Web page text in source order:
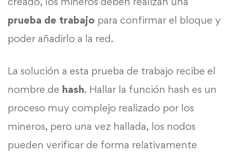
prueba de trabajo para confirmar el bloque y
poder añadirlo a la red.
La solución a esta prueba de trabajo recibe el
nombre de hash. Hallar la función hash es un
proceso muy complejo realizado por los
mineros, pero una vez hallada, los nodos
pueden verificar de forma relativamente